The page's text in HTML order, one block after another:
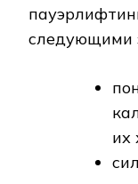
следующими
их